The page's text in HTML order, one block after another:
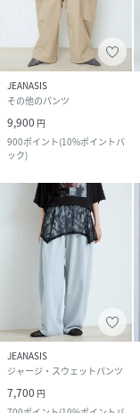
JEANASIS
その他のパンツ
9,900 円
900ポイント(10%ポイントバ
ック)
JEANASIS
ジャージ・スウェットパンツ
7,700 円